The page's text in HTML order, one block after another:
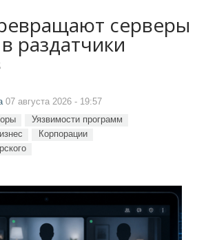
серверы
раздатчики
07 августа 2026 - 19:57
Уязвимости программ
Корпорации